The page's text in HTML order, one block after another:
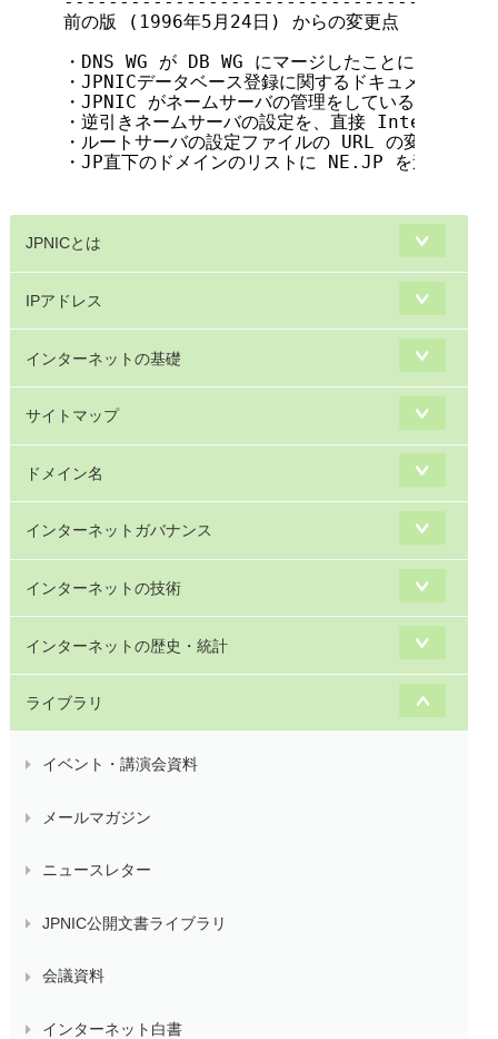
前の版 (1996年5月24日) からの変更点
・DNS WG が DB WG にマージしたことに伴う修正
・JPNICデータベース登録に関するドキュメント名を
・JPNIC がネームサーバの管理をしている IPアド
・逆引きネームサーバの設定を、直接 InterNIC に
・ルートサーバの設定ファイルの URL の変更。
・JP直下のドメインのリストに NE.JP を追加。
JPNICとは
IPアドレス
インターネットの基礎
サイトマップ
ドメイン名
インターネットガバナンス
インターネットの技術
インターネットの歴史・統計
ライブラリ
イベント・講演会資料
メールマガジン
ニュースレター
JPNIC公開文書ライブラリ
会議資料
インターネット白書